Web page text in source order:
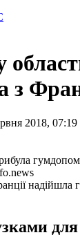
з
2018, 07:19
надійшла